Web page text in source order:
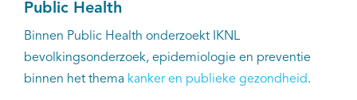
Public Health
Binnen Public Health onderzoekt IKNL
bevolkingsonderzoek, epidemiologie en preventie
binnen het thema kanker en publieke gezondheid.